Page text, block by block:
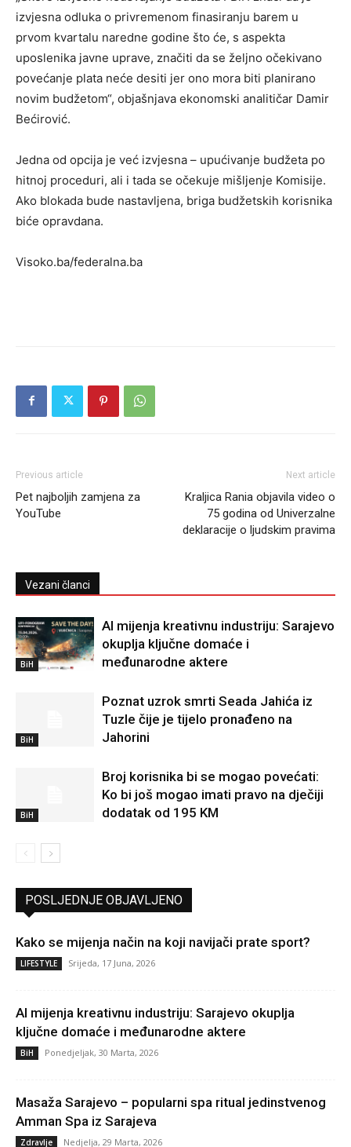
izvjesna odluka o privremenom finasiranju barem u
prvom kvartalu naredne godine što će, s aspekta
uposlenika javne uprave, značiti da se željno očekivano
povećanje plata neće desiti jer ono mora biti planirano
novim budžetom“, objašnjava ekonomski analitičar Damir
Bećirović.
Jedna od opcija je već izvjesna – upućivanje budžeta po
hitnoj proceduri, ali i tada se očekuje mišljenje Komisije.
Ako blokada bude nastavljena, briga budžetskih korisnika
biće opravdana.
Visoko.ba/federalna.ba
Previous article
Pet najboljih zamjena za
YouTube
Next article
Kraljica Rania objavila video o
75 godina od Univerzalne
deklaracije o ljudskim pravima
Vezani članci
BiH
AI mijenja kreativnu industriju: Sarajevo
okuplja ključne domaće i
međunarodne aktere
BiH
Poznat uzrok smrti Seada Jahića iz
Tuzle čije je tijelo pronađeno na
Jahorini
BiH
Broj korisnika bi se mogao povećati:
Ko bi još mogao imati pravo na dječiji
dodatak od 195 KM
POSLJEDNJE OBJAVLJENO
Kako se mijenja način na koji navijači prate sport?
LIFESTYLE Srijeda, 17 Juna, 2026
AI mijenja kreativnu industriju: Sarajevo okuplja
ključne domaće i međunarodne aktere
BiH Ponedjeljak, 30 Marta, 2026
Masaža Sarajevo – popularni spa ritual jedinstvenog
Amman Spa iz Sarajeva
Zdravlje Nedjelja, 29 Marta, 2026